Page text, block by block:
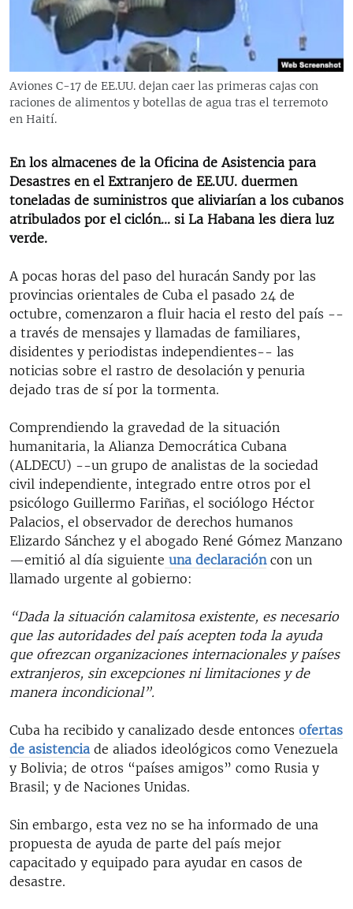
RADIO MARTÍ
ESPECIALES
ESPECIALES
LA REALIDAD DE LA VIVIENDA EN CUBA
SER VIEJO EN CUBA
KENTU-CUBANO
LOS SANTOS DE HIALEAH
DESINFORMACIÓN RUSA EN AMÉRICA LATINA
LA INVASIÓN DE RUSIA A UCRANIA
MULTIMEDIA
EDITORIALES
Aviones C-17 de EE.UU. dejan caer las primeras cajas con
raciones de alimentos y botellas de agua tras el terremoto
en Haití.
En los almacenes de la Oficina de Asistencia para
Desastres en el Extranjero de EE.UU. duermen
toneladas de suministros que aliviarían a los cubanos
atribulados por el ciclón... si La Habana les diera luz
verde.
A pocas horas del paso del huracán Sandy por las
provincias orientales de Cuba el pasado 24 de
octubre, comenzaron a fluir hacia el resto del país --
a través de mensajes y llamadas de familiares,
disidentes y periodistas independientes-- las
noticias sobre el rastro de desolación y penuria
dejado tras de sí por la tormenta.
Comprendiendo la gravedad de la situación
humanitaria, la Alianza Democrática Cubana
(ALDECU) --un grupo de analistas de la sociedad
civil independiente, integrado entre otros por el
psicólogo Guillermo Fariñas, el sociólogo Héctor
Palacios, el observador de derechos humanos
Elizardo Sánchez y el abogado René Gómez Manzano
—emitió al día siguiente una declaracióncon un
llamado urgente al gobierno:
“Dada la situación calamitosa existente, es necesario
que las autoridades del país acepten toda la ayuda
que ofrezcan organizaciones internacionales y países
extranjeros, sin excepciones ni limitaciones y de
manera incondicional”.
Cuba ha recibido y canalizado desde entonces ofertas
de asistencia de aliados ideológicos como Venezuela
y Bolivia; de otros “países amigos” como Rusia y
Brasil; y de Naciones Unidas.
Sin embargo, esta vez no se ha informado de una
propuesta de ayuda de parte del país mejor
capacitado y equipado para ayudar en casos de
desastre.